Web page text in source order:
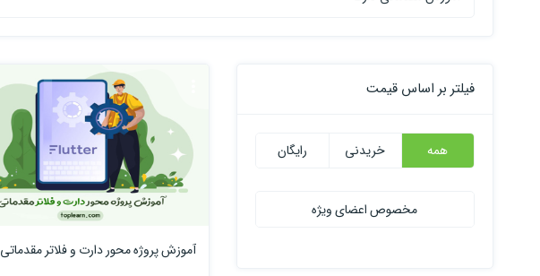
فیلتر بر اساس قیمت
همه خریدنی رایگان
مخصوص اعضای ویژه
آموزش پروژه محور دارت و فلاتر مقدماتی